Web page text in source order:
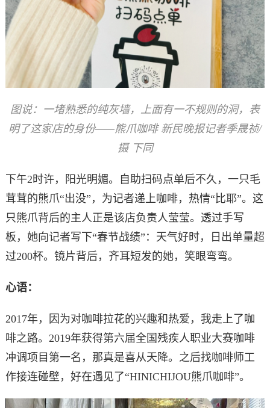
图说：一堵熟悉的纯灰墙，上面有一不规则的洞，表
明了这家店的身份——熊爪咖啡 新民晚报记者季晟祯/
摄 下同
下午2时许，阳光明媚。自助扫码点单后不久，一只毛
茸茸的熊爪“出没”，为记者递上咖啡，热情“比耶”。这
只熊爪背后的主人正是该店负责人莹莹。透过手写
板，她向记者写下“春节战绩”：天气好时，日出单量超
过200杯。镜片背后，齐耳短发的她，笑眼弯弯。
心语：
2017年，因为对咖啡拉花的兴趣和热爱，我走上了咖
啡之路。2019年获得第六届全国残疾人职业大赛咖啡
冲调项目第一名，那真是喜从天降。之后找咖啡师工
作接连碰壁，好在遇见了“HINICHIJOU熊爪咖啡”。